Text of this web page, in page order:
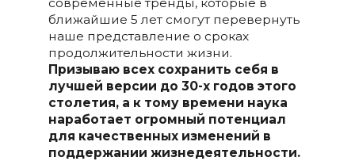
ближайшие 5 лет смогут перевернуть
наше представление о сроках
продолжительности жизни.
Призываю всех сохранить себя в
лучшей версии до 30-х годов этого
столетия, а к тому времени наука
наработает огромный потенциал
для качественных изменений в
поддержании жизнедеятельности.